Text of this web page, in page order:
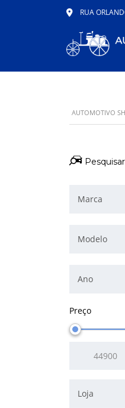
RUA
AUTOMOTIVO
Marca
Modelo
Ano
Preço
Loja